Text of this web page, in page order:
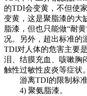
的TDI会变黄，不但使
变黄，这是聚脂漆的大
脂漆，但也只能做“耐
况。另外，超出标准的
TDI对人体的危害主要
泪、结膜充血、咳嗽胸
触性过敏性皮炎等症状
游离TDI的限制标准
4) 聚氨脂漆。